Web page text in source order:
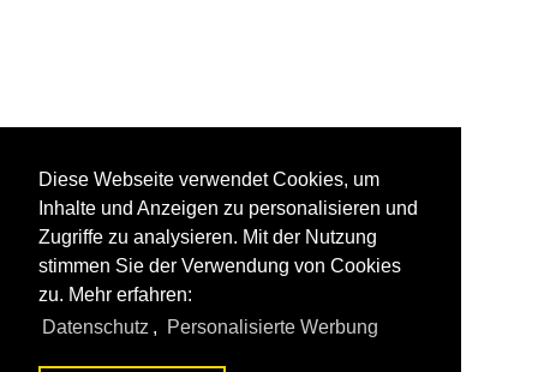
Diese Webseite verwendet Cookies, um
Inhalte und Anzeigen zu personalisieren und
Zugriffe zu analysieren. Mit der Nutzung
stimmen Sie der Verwendung von Cookies
zu. Mehr erfahren:
Datenschutz , Personalisierte Werbung